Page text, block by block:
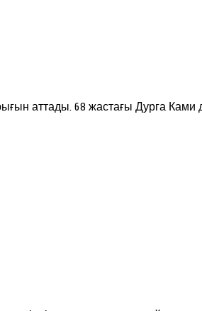
аттады. 68 жастағы Дурга Ками